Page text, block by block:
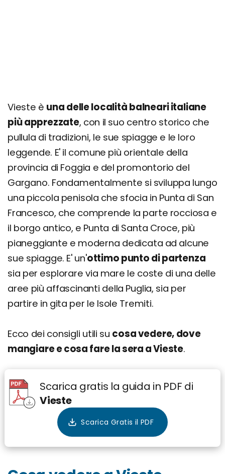
Vieste è una delle località balneari italiane
più apprezzate, con il suo centro storico che
pullula di tradizioni, le sue spiagge e le loro
leggende. E' il comune più orientale della
provincia di Foggia e del promontorio del
Gargano. Fondamentalmente si sviluppa lungo
una piccola penisola che sfocia in Punta di San
Francesco, che comprende la parte rocciosa e
il borgo antico, e Punta di Santa Croce, più
pianeggiante e moderna dedicata ad alcune
sue spiagge. E' un'ottimo punto di partenza
sia per esplorare via mare le coste di una delle
aree più affascinanti della Puglia, sia per
partire in gita per le Isole Tremiti.
Ecco dei consigli utili su cosa vedere, dove
mangiare e cosa fare la sera a Vieste.
Scarica gratis la guida in PDF di
Vieste